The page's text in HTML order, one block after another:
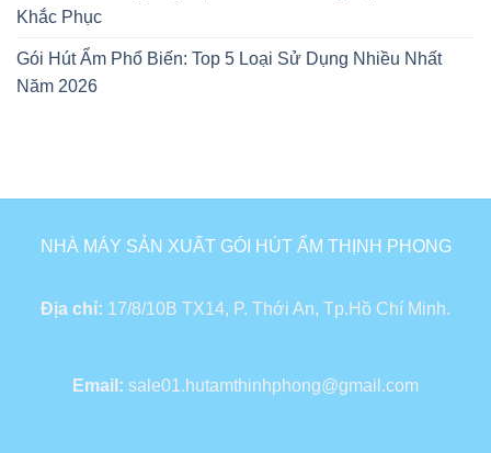
Khắc Phục
Gói Hút Ẩm Phổ Biến: Top 5 Loại Sử Dụng Nhiều Nhất
Năm 2026
NHÀ MÁY SẢN XUẤT GÓI HÚT ẨM THỊNH PHONG
Địa chỉ: 17/8/10B TX14, P. Thới An, Tp.Hồ Chí Minh.
Email: sale01.hutamthinhphong@gmail.com